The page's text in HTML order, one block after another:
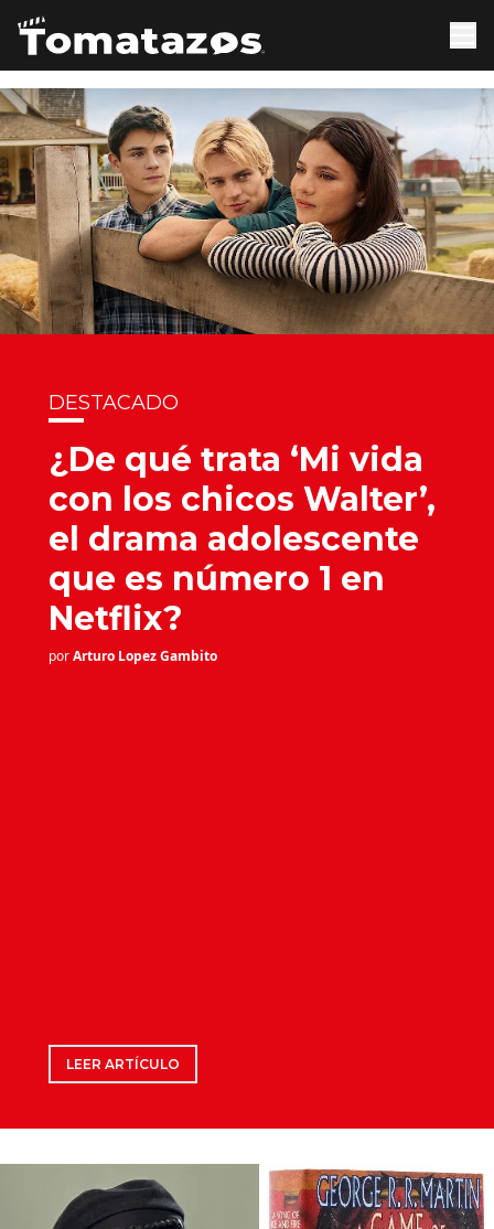
DESTACADO
¿De qué trata ‘Mi vida
con los chicos Walter’,
el drama adolescente
que es número 1 en
Netflix?
porArturo Lopez Gambito
LEER ARTÍCULO